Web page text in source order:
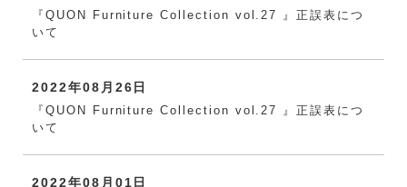
『QUON Furniture Collection vol.27 』正誤表につ
いて
2022年08月26日
『QUON Furniture Collection vol.27 』正誤表につ
いて
2022年08月01日